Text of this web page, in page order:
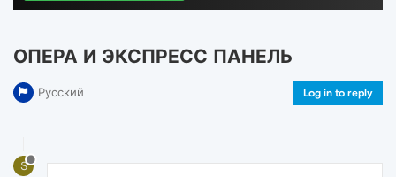
ОПЕРА И ЭКСПРЕСС ПАНЕЛЬ
Русский Log in to reply
S